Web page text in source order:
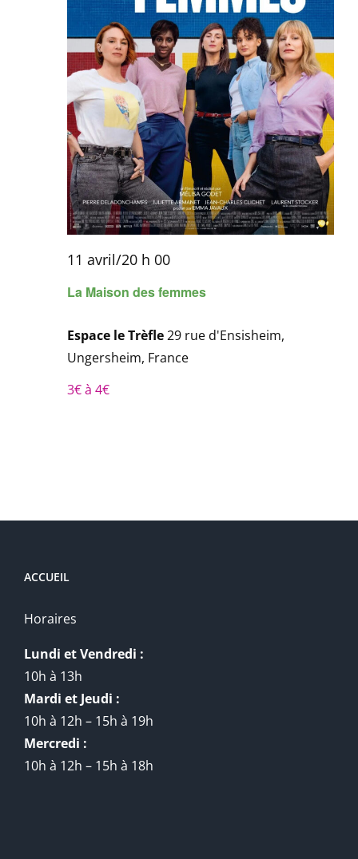
La Maison des femmes
11 avril/20 h 00
Espace le Trèfle29 rue d'Ensisheim,
Ungersheim, France
3€ à 4€
ACCUEIL
Horaires
Lundi et Vendredi :
10h à 13h
Mardi et Jeudi :
10h à 12h – 15h à 19h
Mercredi :
10h à 12h – 15h à 18h